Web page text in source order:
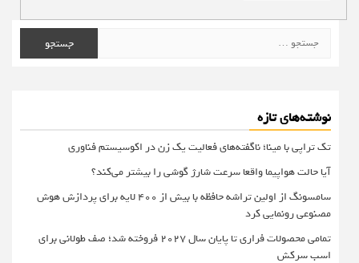
برای:
نوشته‌های تازه
تک تراپی با مینا؛ ناگفته‌های فعالیت یک زن در اکوسیستم فناوری
آیا حالت هواپیما واقعا سرعت شارژ گوشی را بیشتر می‌کند؟
سامسونگ از اولین تراشه حافظه با بیش از ۴۰۰ لایه برای پردازش هوش
مصنوعی رونمایی کرد
تمامی محصولات فراری تا پایان سال ۲۰۲۷ فروخته شد؛ صف طولانی برای
اسب سرکش